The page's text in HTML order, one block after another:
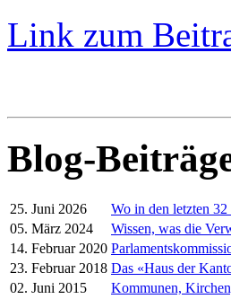
Link zum
Blog-
25. Juni 2026
Wo in den letzten
05. März 2024
Wissen, was die
14. Februar 2020
23. Februar 2018 Das «Haus der
02. Juni 2015
Kommunen,